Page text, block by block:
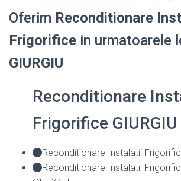
Oferim Reconditionare
Frigorifice in urmatoarele
GIURGIU
Reconditionare
Frigorifice GIURGIU
Reconditionare Instalatii
Reconditionare Instalatii